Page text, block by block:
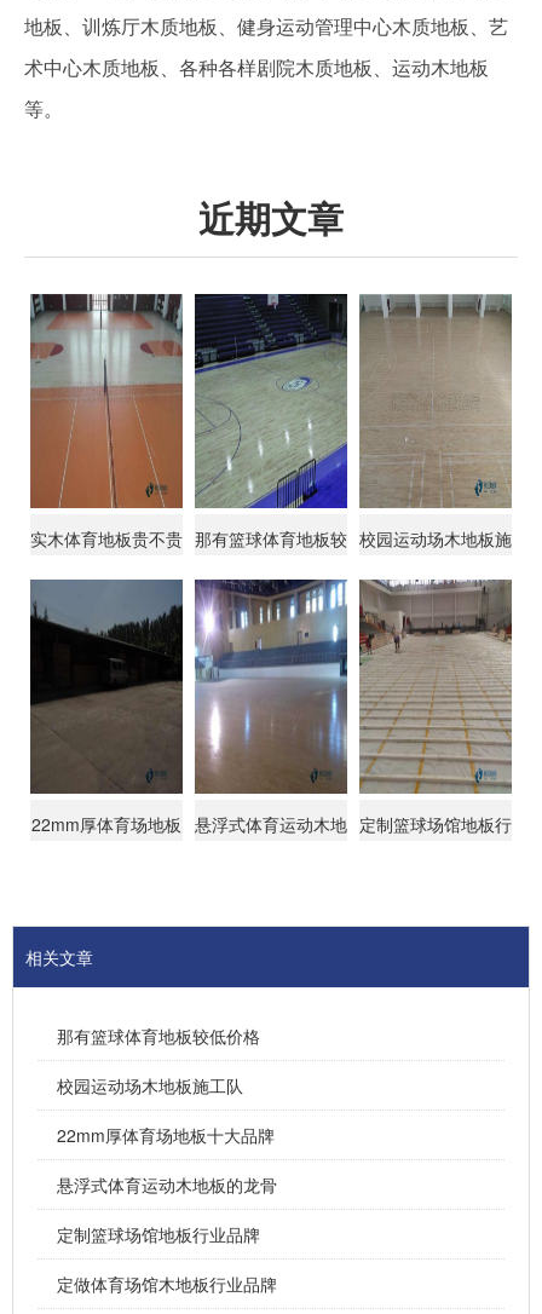
地板、训炼厅木质地板、健身运动管理中心木质地板、艺
术中心木质地板、各种各样剧院木质地板、运动木地板
等。
近期文章
实木体育地板贵不贵 那有篮球体育地板较 校园运动场木地板施
22mm厚体育场地板
悬浮式体育运动木地 定制篮球场馆地板行
相关文章
那有篮球体育地板较低价格
校园运动场木地板施工队
22mm厚体育场地板十大品牌
悬浮式体育运动木地板的龙骨
定制篮球场馆地板行业品牌
定做体育场馆木地板行业品牌